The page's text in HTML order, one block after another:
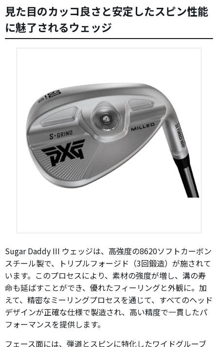
見た目のカッコ良さと安定したスピン性能
に魅了されるウェッジ
Sugar Daddy III ウェッジは、高強度の8620ソフトカーボン
スチール製で、トリプルフォージド（3回鍛造）が施されて
います。このプロセスにより、素材の強度が増し、溝の寿
命も延ばすことができ、優れたフィーリングと外観に。加
えて、精密なミーリングプロセスを通じて、すべてのヘッド
デザインが正確な仕様で製造され、高い精度で一貫したパ
フォーマンスを提供します。
フェース面には、弾道とスピンに特化したワイドグルーブ